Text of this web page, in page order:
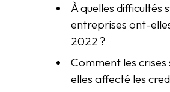
À quelles difficultés
entreprises ont-
2022 ?
Comment les crises
elles affecté les